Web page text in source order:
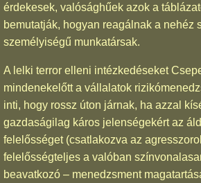
érdekesek, valósághűek azok a
bemutatják, hogyan reagálnak a nehéz
személyiségű munkatársak.
A lelki terror elleni intézkedéseket
mindenekelőtt a vállalatok
inti, hogy rossz úton járnak, ha azzal
gazdaságilag káros jelenségekért az
felelősséget (csatlakozva az
felelősségteljes a valóban
beavatkozó – menedzsment